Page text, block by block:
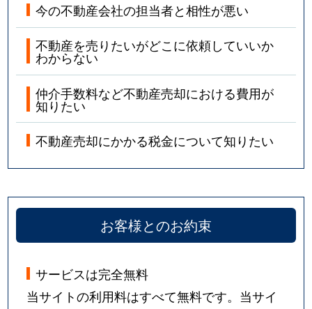
今の不動産会社の担当者と相性が悪い
不動産を売りたいがどこに依頼していいか
わからない
仲介手数料など不動産売却における費用が
知りたい
不動産売却にかかる税金について知りたい
お客様とのお約束
サービスは完全無料
当サイトの利用料はすべて無料です。当サイ